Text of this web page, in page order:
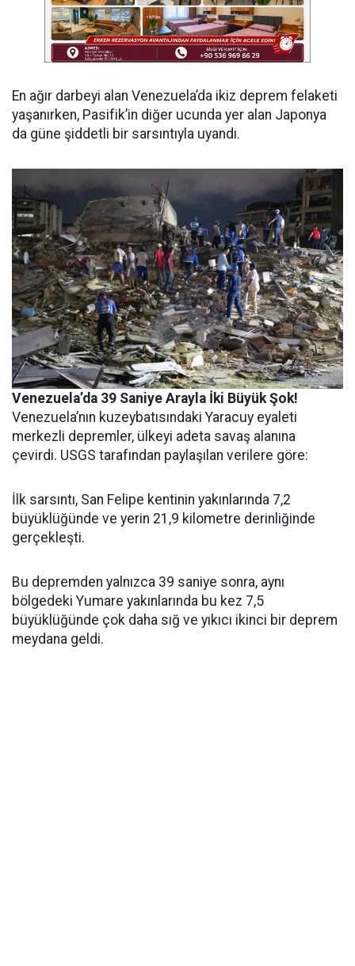
En ağır darbeyi alan Venezuela’da ikiz deprem felaketi
yaşanırken, Pasifik’in diğer ucunda yer alan Japonya
da güne şiddetli bir sarsıntıyla uyandı.
Venezuela’da 39 Saniye Arayla İki Büyük Şok!
Venezuela’nın kuzeybatısındaki Yaracuy eyaleti
merkezli depremler, ülkeyi adeta savaş alanına
çevirdi. USGS tarafından paylaşılan verilere göre:
İlk sarsıntı, San Felipe kentinin yakınlarında 7,2
büyüklüğünde ve yerin 21,9 kilometre derinliğinde
gerçekleşti.
Bu depremden yalnızca 39 saniye sonra, aynı
bölgedeki Yumare yakınlarında bu kez 7,5
büyüklüğünde çok daha sığ ve yıkıcı ikinci bir deprem
meydana geldi.